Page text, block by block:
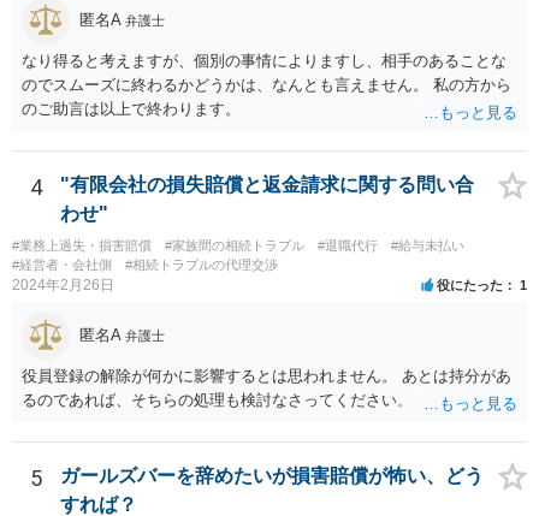
匿名A 弁護士
なり得ると考えますが、個別の事情によりますし、相手のあることな
のでスムーズに終わるかどうかは、なんとも言えません。 私の方から
のご助言は以上で終わります。
4
"有限会社の損失賠償と返金請求に関する問い合
わせ"
#業務上過失・損害賠償 #家族間の相続トラブル #退職代行
#給与未払い
#経営者・会社側
#相続トラブルの代理交渉
2024年2月26日 役にたった 1
匿名A 弁護士
役員登録の解除が何かに影響するとは思われません。 あとは持分があ
るのであれば、そちらの処理も検討なさってください。
5
ガールズバーを辞めたいが損害賠償が怖い、どう
すれば？